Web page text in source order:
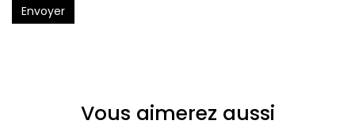
Envoyer
Vous aimerez aussi